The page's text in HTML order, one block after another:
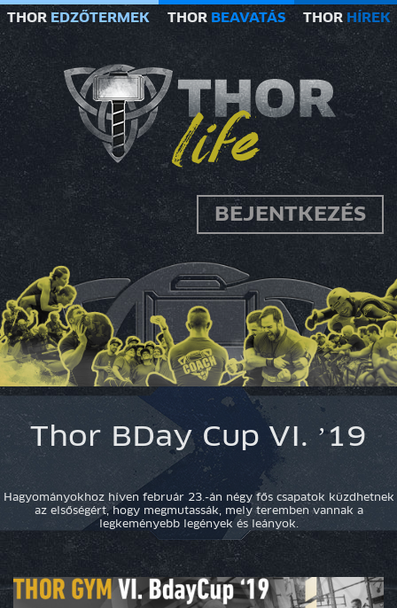
THOR EDZŐTERMEK THOR BEAVATÁS THOR HÍREK
BEJENTKEZÉS
Thor BDay Cup VI. ’19
Hagyományokhoz híven február 23.-án négy fős csapatok küzdhetnek
az elsőségért, hogy megmutassák, mely teremben vannak a
legkeményebb legények és leányok.